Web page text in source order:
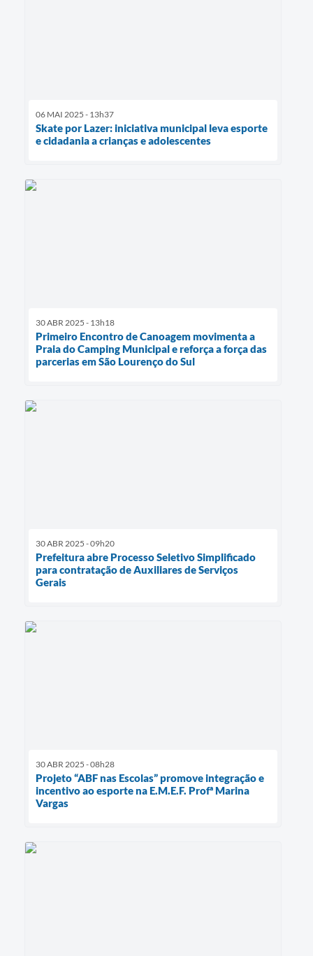
06 MAI 2025 - 13h37
Skate por Lazer: iniciativa municipal leva esporte
e cidadania a crianças e adolescentes
30 ABR 2025 - 13h18
Primeiro Encontro de Canoagem movimenta a
Praia do Camping Municipal e reforça a força das
parcerias em São Lourenço do Sul
30 ABR 2025 - 09h20
Prefeitura abre Processo Seletivo Simplificado
para contratação de Auxiliares de Serviços
Gerais
30 ABR 2025 - 08h28
Projeto “ABF nas Escolas” promove integração e
incentivo ao esporte na E.M.E.F. Profª Marina
Vargas